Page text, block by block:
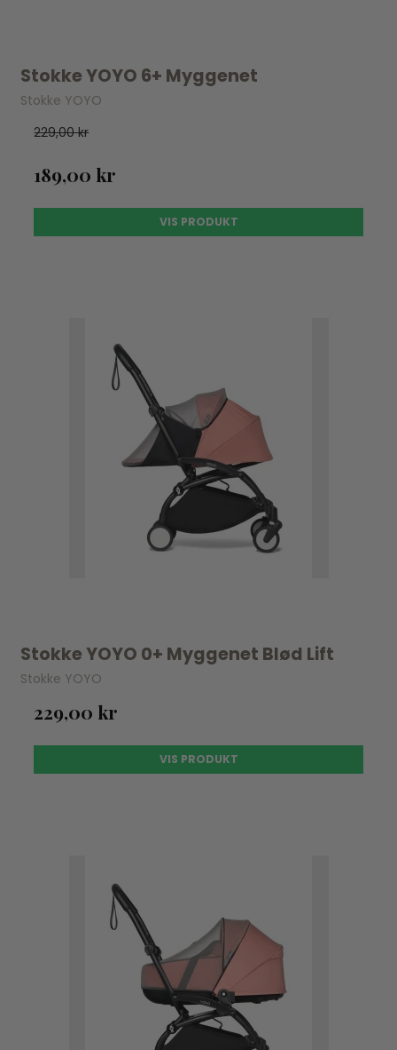
Stokke YOYO 6+ Myggenet
Stokke YOYO
229,00 kr
189,00 kr
VIS PRODUKT
Stokke YOYO 0+ Myggenet Blød Lift
Stokke YOYO
229,00 kr
VIS PRODUKT